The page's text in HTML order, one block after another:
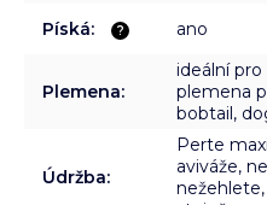
?
Píská: ano
Plemena:
ideální
plemena
bobtail,
Údržba:
Perte
aviváže,